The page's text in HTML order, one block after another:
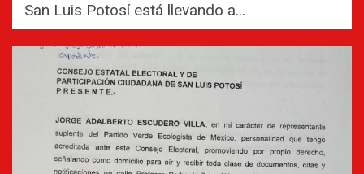
San Luis Potosí está llevando a...